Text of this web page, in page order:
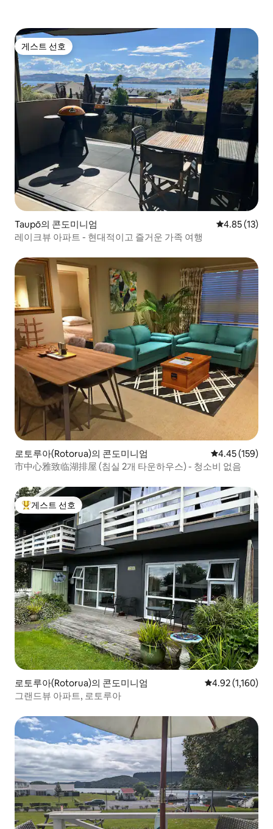
게스트 선호
게스트 선호
Taupō의 콘도미니엄 평점 4.85점
4.85 (13)
레이크뷰 아파트 - 현대적이고 즐거운 가족 여행
로토루아(Rotorua)의 콘도미니엄 평점 4.45점(5
4.45 (159)
市中心雅致临湖排屋 (침실 2개 타운하우스) - 청소비 없음
상위 게스트 선호
게스트 선호
로토루아(Rotorua)의 콘도미니엄 평점 4.92점(5점
4.92 (1,160)
그랜드뷰 아파트, 로토루아